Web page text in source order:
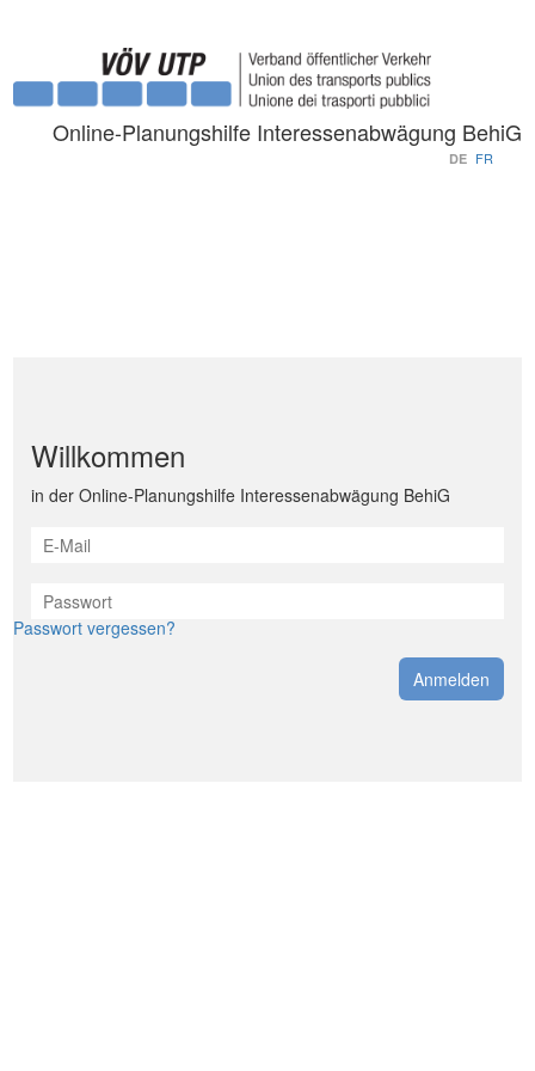
Online-Planungshilfe Interessenabwägung BehiG
DE FR
Willkommen
in der Online-Planungshilfe Interessenabwägung BehiG
Passwort vergessen?
Anmelden